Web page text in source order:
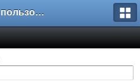
Форум пользователей ООО "Климовская сеть"